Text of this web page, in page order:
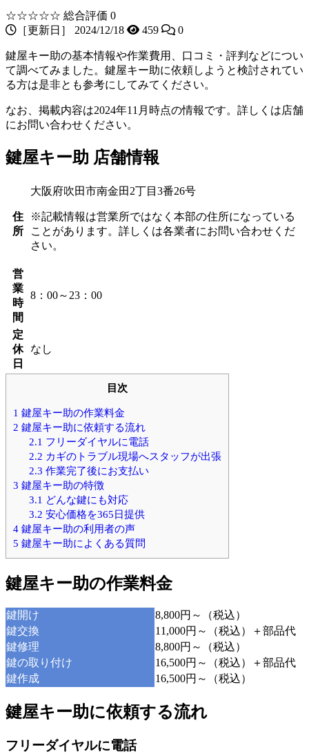
☆☆☆☆☆ 総合評価 0
［更新日］ 2024/12/18
459 0
鍵屋キー助の基本情報や作業費用、口コミ・評判などについ
て調べてみました。鍵屋キー助に依頼しようと検討されてい
る方は是非とも参考にしてみてください。
なお、掲載内容は2024年11月時点の情報です。詳しくは店舗
にお問い合わせください。
鍵屋キー助 店舗情報
住
所
大阪府吹田市南金田2丁目3番26号
※記載情報は営業所ではなく本部の住所になっている
ことがあります。詳しくは各業者にお問い合わせくだ
さい。
営
業
時
間
8：00～23：00
定
休
日
なし
目次
1 鍵屋キー助の作業料金
2 鍵屋キー助に依頼する流れ
2.1 フリーダイヤルに電話
2.2 カギのトラブル現場へスタッフが出張
2.3 作業完了後にお支払い
3 鍵屋キー助の特徴
3.1 どんな鍵にも対応
3.2 安心価格を365日提供
4 鍵屋キー助の利用者の声
5 鍵屋キー助によくある質問
鍵屋キー助の作業料金
鍵開け
8,800円～（税込）
鍵交換
11,000円～（税込）＋部品代
鍵修理
8,800円～（税込）
鍵の取り付け
16,500円～（税込）＋部品代
鍵作成
16,500円～（税込）
鍵屋キー助に依頼する流れ
フリーダイヤルに電話